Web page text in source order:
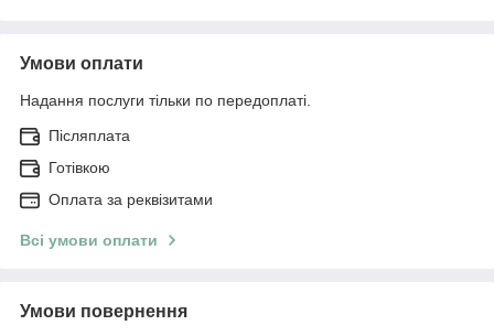
Умови оплати
Надання послуги тільки по передоплаті.
Післяплата
Готівкою
Оплата за реквізитами
Всі умови оплати
Умови повернення